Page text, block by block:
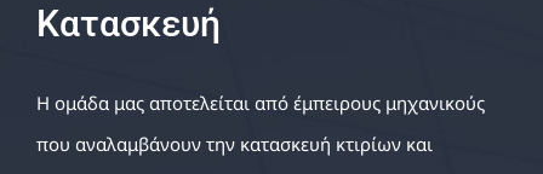
Κατασκευή
Η ομάδα μας αποτελείται από έμπειρους μηχανικούς
που αναλαμβάνουν την κατασκευή κτιρίων και